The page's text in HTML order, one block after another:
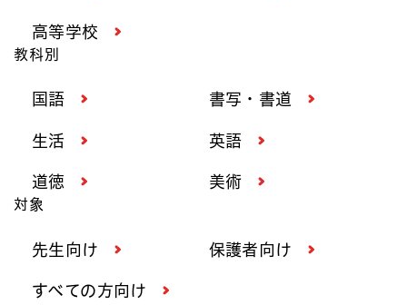
高等学校
教科別
国語 書写・書道
生活 英語
道徳 美術
対象
先生向け 保護者向け
すべての方向け